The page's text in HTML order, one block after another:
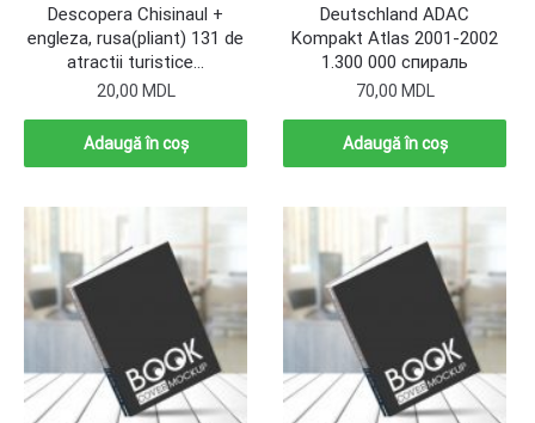
Descopera Chisinaul +
engleza, rusa(pliant) 131 de
atractii turistice…
20,00 MDL
Adaugă în coș
Deutschland ADAC
Kompakt Atlas 2001-2002
1.300 000 спираль
70,00 MDL
Adaugă în coș